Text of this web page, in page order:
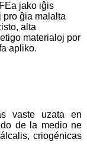
jako iĝis
pro ĝia malalta
alta
materialoj por
apliko.
vaste uzata en
de la medio ne
criogénicas